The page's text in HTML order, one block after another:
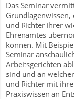
Das Seminar
und Richter ihrer
Ehrenamtes
können. Mit
Seminar
Arbeitsgerichten
sind und an
und Richter mit
Praxiswissen an